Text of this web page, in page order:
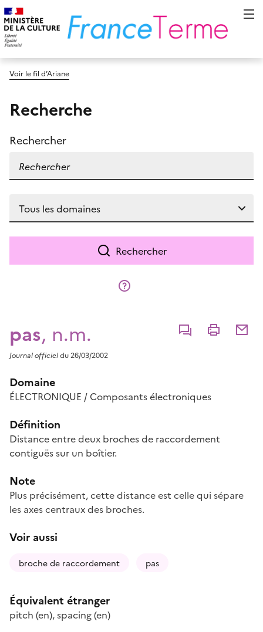
Voir le fil d’Ariane
Recherche
Rechercher
Rechercher
pas, n.m. CommenterImprimer
Journal officieldu 26/03/2002
Domaine
ÉLECTRONIQUE / Composants électroniques
Définition
Distance entre deux broches de raccordement
contiguës sur un boîtier.
Note
Plus précisément, cette distance est celle qui sépare
les axes centraux des broches.
Voir aussi
broche de raccordement pas
Équivalent étranger
pitch (en),spacing(en)